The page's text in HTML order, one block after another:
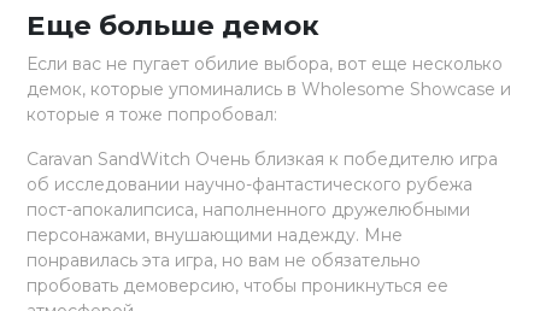
Еще больше демок
Если вас не пугает обилие выбора, вот еще несколько
демок, которые упоминались в Wholesome Showcase и
которые я тоже попробовал:
Caravan SandWitch Очень близкая к победителю игра
об исследовании научно-фантастического рубежа
пост-апокалипсиса, наполненного дружелюбными
персонажами, внушающими надежду. Мне
понравилась эта игра, но вам не обязательно
пробовать демоверсию, чтобы проникнуться ее